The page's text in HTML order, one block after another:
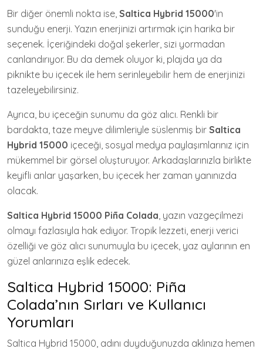
Bir diğer önemli nokta ise, Saltica Hybrid 15000'in
sunduğu enerji. Yazın enerjinizi artırmak için harika bir
seçenek. İçeriğindeki doğal şekerler, sizi yormadan
canlandırıyor. Bu da demek oluyor ki, plajda ya da
piknikte bu içecek ile hem serinleyebilir hem de enerjinizi
tazeleyebilirsiniz.
Ayrıca, bu içeceğin sunumu da göz alıcı. Renkli bir
bardakta, taze meyve dilimleriyle süslenmiş bir Saltica
Hybrid 15000 içeceği, sosyal medya paylaşımlarınız için
mükemmel bir görsel oluşturuyor. Arkadaşlarınızla birlikte
keyifli anlar yaşarken, bu içecek her zaman yanınızda
olacak.
Saltica Hybrid 15000 Piña Colada, yazın vazgeçilmezi
olmayı fazlasıyla hak ediyor. Tropik lezzeti, enerji verici
özelliği ve göz alıcı sunumuyla bu içecek, yaz aylarının en
güzel anlarınıza eşlik edecek.
Saltica Hybrid 15000: Piña
Colada’nın Sırları ve Kullanıcı
Yorumları
Saltica Hybrid 15000, adını duyduğunuzda aklınıza hemen